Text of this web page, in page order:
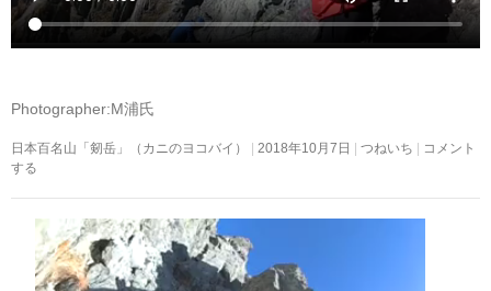
Photographer:M浦氏
日本百名山「剱岳」（カニのヨコバイ） 2018年10月7日 つねいち
コメント
する